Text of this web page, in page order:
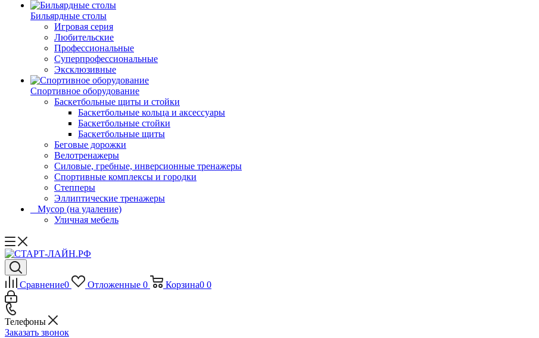
Бильярдные столы
Игровая серия
Любительские
Профессиональные
Суперпрофессиональные
Эксклюзивные
Спортивное оборудование
Баскетбольные щиты и стойки
Баскетбольные кольца и аксессуары
Баскетбольные стойки
Баскетбольные щиты
Беговые дорожки
Велотренажеры
Силовые, гребные, инверсионные тренажеры
Спортивные комплексы и городки
Степперы
Эллиптические тренажеры
_ Мусор (на удаление)
Уличная мебель
Сравнение0 Отложенные 0 Корзина0 0
Телефоны
Заказать звонок